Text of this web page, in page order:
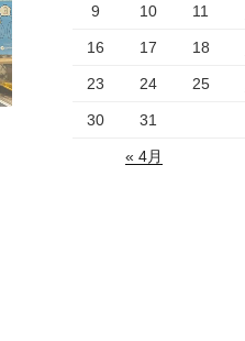
9 10 11
16 17 18
23 24 25
30 31
« 4月